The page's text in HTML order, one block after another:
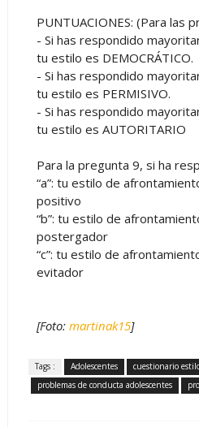
PUNTUACIONES: (Para las
- Si has respondido
tu estilo es DEMOCRÁTICO.
- Si has respondido
tu estilo es PERMISIVO.
- Si has respondido
tu estilo es AUTORITARIO
Para la pregunta 9, si ha
“a”: tu estilo de
positivo
“b”: tu estilo de
postergador
“c”: tu estilo de
evitador
[Foto: martinak15]
Tags : Adolescentes cuestionario
problemas de conducta adolescentes